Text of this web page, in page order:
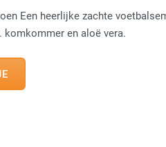
Een heerlijke zachte
komkommer en aloë vera.